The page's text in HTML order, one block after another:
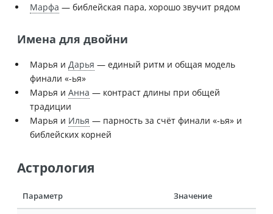
Марфа — библейская пара, хорошо звучит рядом
Имена для двойни
Марья и Дарья — единый ритм и общая модель
финали «-ья»
Марья и Анна — контраст длины при общей
традиции
Марья и Илья — парность за счёт финали «-ья» и
библейских корней
Астрология
Параметр Значение